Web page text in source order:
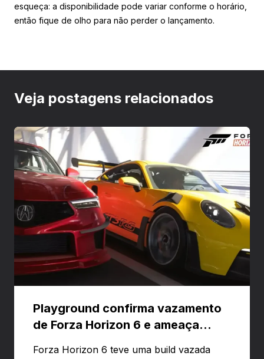
esqueça: a disponibilidade pode variar conforme o horário,
então fique de olho para não perder o lançamento.
Veja postagens relacionados
Playground confirma vazamento
de Forza Horizon 6 e ameaça
Forza Horizon 6 teve uma build vazada